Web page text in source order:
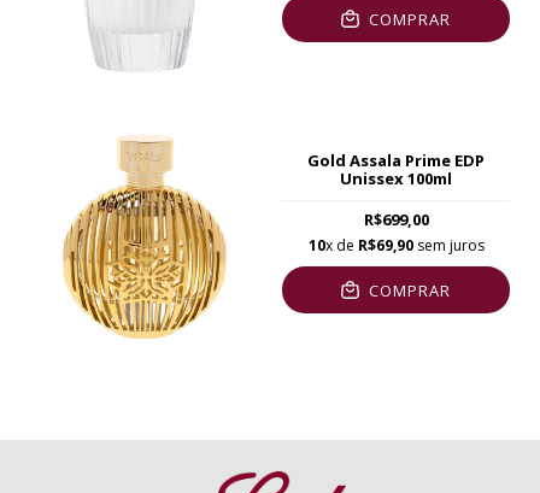
COMPRAR
Gold Assala Prime EDP
Unissex 100ml
R$699,00
10x de R$69,90sem juros
COMPRAR